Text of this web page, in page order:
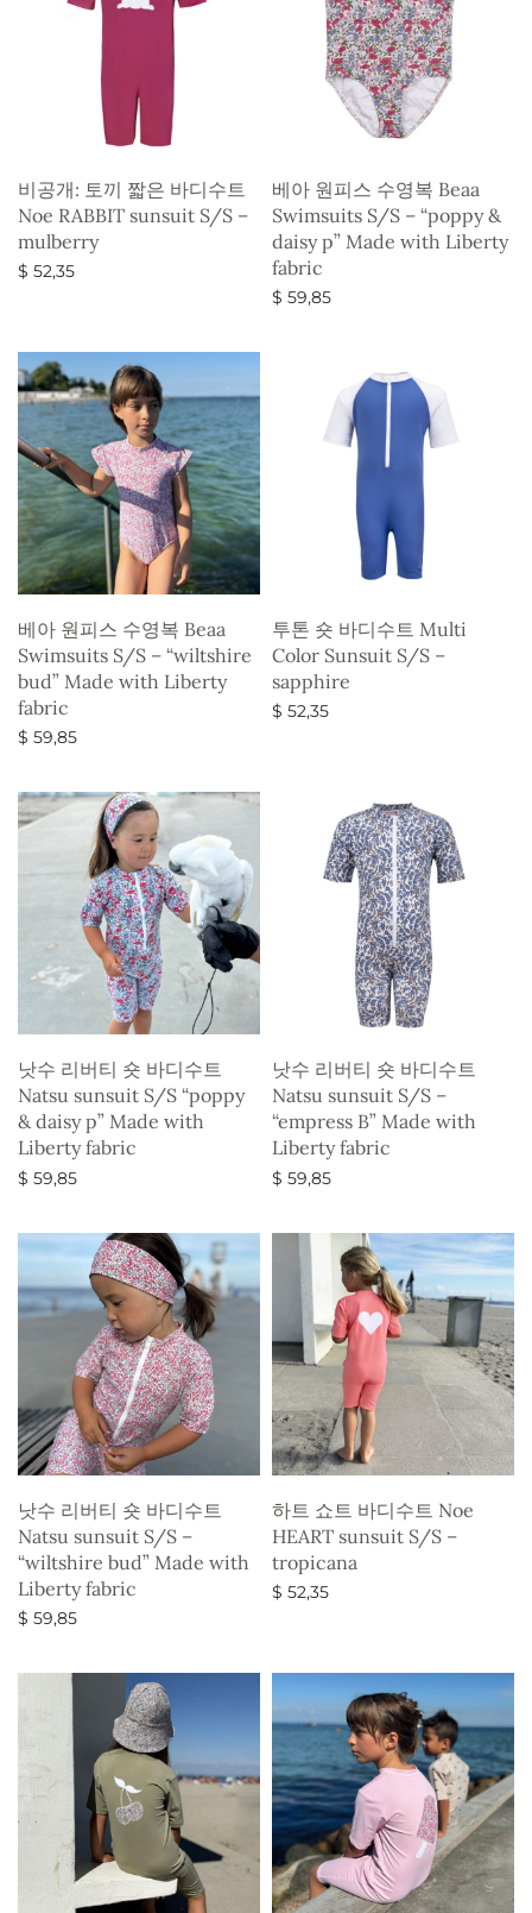
비공개: 토끼 짧은 바디수트
Noe RABBIT sunsuit S/S –
mulberry
$ 52,35
베아 원피스 수영복 Beaa
Swimsuits S/S – “poppy &
daisy p” Made with Liberty
fabric
$ 59,85
베아 원피스 수영복 Beaa
Swimsuits S/S – “wiltshire
bud” Made with Liberty
fabric
$ 59,85
투톤 숏 바디수트 Multi
Color Sunsuit S/S –
sapphire
$ 52,35
낫수 리버티 숏 바디수트
Natsu sunsuit S/S “poppy
& daisy p” Made with
Liberty fabric
$ 59,85
낫수 리버티 숏 바디수트
Natsu sunsuit S/S –
“empress B” Made with
Liberty fabric
$ 59,85
낫수 리버티 숏 바디수트
Natsu sunsuit S/S –
“wiltshire bud” Made with
Liberty fabric
$ 59,85
하트 쇼트 바디수트 Noe
HEART sunsuit S/S –
tropicana
$ 52,35